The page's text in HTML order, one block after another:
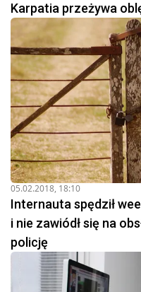
Karpatia przeżywa
05.02.2018, 18:10
Internauta spędził
i nie zawiódł się na
policję